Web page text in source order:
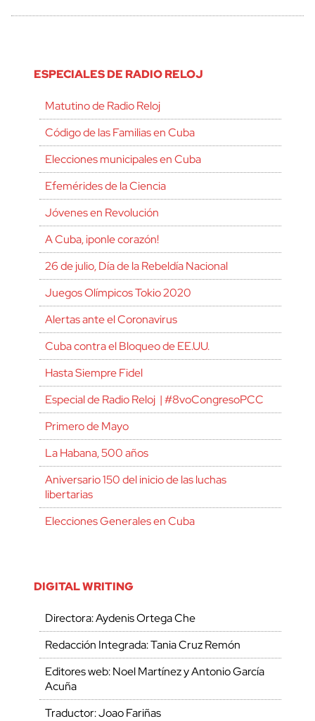
ESPECIALES DE RADIO RELOJ
Matutino de Radio Reloj
Código de las Familias en Cuba
Elecciones municipales en Cuba
Efemérides de la Ciencia
Jóvenes en Revolución
A Cuba, ¡ponle corazón!
26 de julio, Día de la Rebeldía Nacional
Juegos Olímpicos Tokio 2020
Alertas ante el Coronavirus
Cuba contra el Bloqueo de EE.UU.
Hasta Siempre Fidel
Especial de Radio Reloj | #8voCongresoPCC
Primero de Mayo
La Habana, 500 años
Aniversario 150 del inicio de las luchas
libertarias
Elecciones Generales en Cuba
DIGITAL WRITING
Directora: Aydenis Ortega Che
Redacción Integrada: Tania Cruz Remón
Editores web: Noel Martínez y Antonio García
Acuña
Traductor: Joao Fariñas